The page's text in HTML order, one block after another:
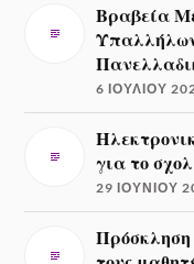
Βραβεία
6 ΙΟΥΛΊΟΥ
για το
29 ΙΟΥΝΊΟΥ
Πρόσκληση